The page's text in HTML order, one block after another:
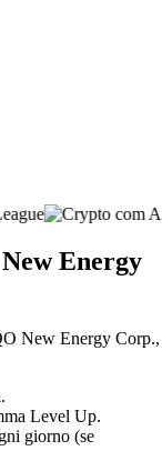
Energy
New Energy Corp.,
Level Up.
giorno (se